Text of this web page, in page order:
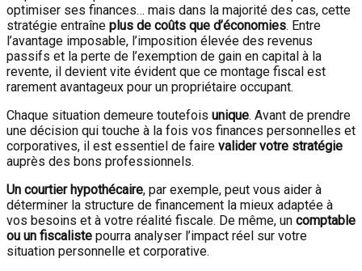
optimiser ses finances… mais dans la majorité des cas, cette
stratégie entraîne plus de coûts que d’économies. Entre
l’avantage imposable, l’imposition élevée des revenus
passifs et la perte de l’exemption de gain en capital à la
revente, il devient vite évident que ce montage fiscal est
rarement avantageux pour un propriétaire occupant.
Chaque situation demeure toutefois unique. Avant de prendre
une décision qui touche à la fois vos finances personnelles et
corporatives, il est essentiel de faire valider votre stratégie
auprès des bons professionnels.
Un courtier hypothécaire, par exemple, peut vous aider à
déterminer la structure de financement la mieux adaptée à
vos besoins et à votre réalité fiscale. De même, un comptable
ou un fiscaliste pourra analyser l’impact réel sur votre
situation personnelle et corporative.